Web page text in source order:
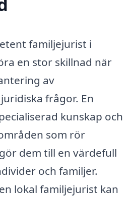
familjejurist i
en stor skillnad när
av
frågor. En
kunskap och
som rör
dem till en värdefull
och familjer.
lokal familjejurist kan